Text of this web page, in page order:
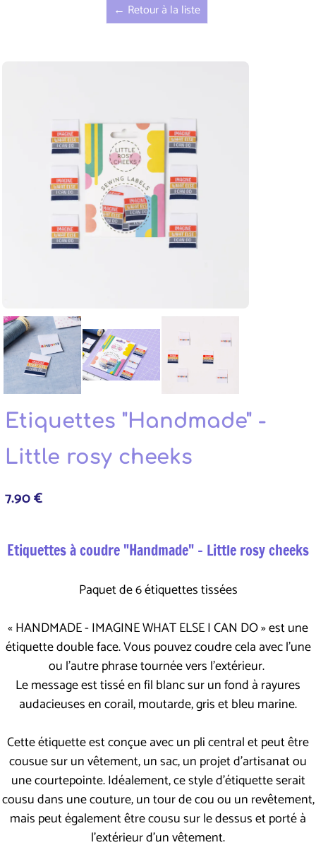
← Retour à la liste
Etiquettes "Handmade" -
Little rosy cheeks
7.90 €
Etiquettes à coudre "Handmade" - Little rosy cheeks
Paquet de 6 étiquettes tissées
« HANDMADE - IMAGINE WHAT ELSE I CAN DO » est une
étiquette double face. Vous pouvez coudre cela avec l'une
ou l'autre phrase tournée vers l'extérieur.
Le message est tissé en fil blanc sur un fond à rayures
audacieuses en corail, moutarde, gris et bleu marine.
Cette étiquette est conçue avec un pli central et peut être
cousue sur un vêtement, un sac, un projet d'artisanat ou
une courtepointe. Idéalement, ce style d'étiquette serait
cousu dans une couture, un tour de cou ou un revêtement,
mais peut également être cousu sur le dessus et porté à
l'extérieur d'un vêtement.